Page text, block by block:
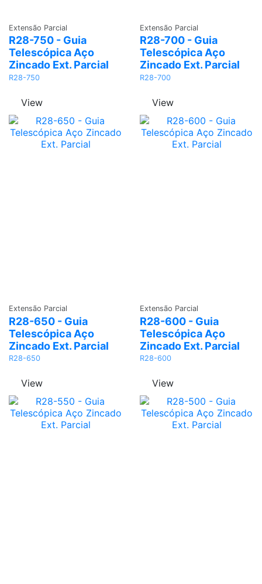
Extensão Parcial
R28-750 - Guia
Telescópica Aço
Zincado Ext. Parcial
R28-750
View
Extensão Parcial
R28-700 - Guia
Telescópica Aço
Zincado Ext. Parcial
R28-700
View
Extensão Parcial
R28-650 - Guia
Telescópica Aço
Zincado Ext. Parcial
R28-650
View
Extensão Parcial
R28-600 - Guia
Telescópica Aço
Zincado Ext. Parcial
R28-600
View